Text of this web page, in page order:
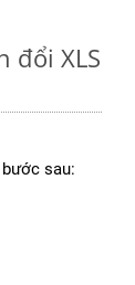
đổi XLS
sau: